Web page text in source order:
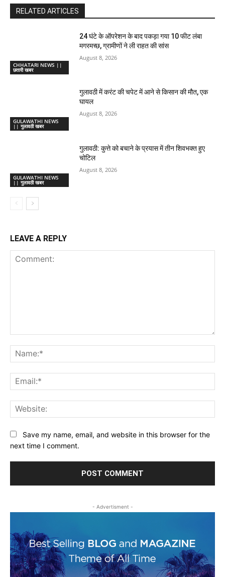
RELATED ARTICLES
CHHATARI NEWS ||
छतारी खबर
24 घंटे के ऑपरेशन के बाद पकड़ा गया 10 फीट लंबा
मगरमच्छ, ग्रामीणों ने ली राहत की सांस
August 8, 2026
GULAWATHI NEWS
|| गुलावठी खबर
गुलावठी में करंट की चपेट में आने से किसान की मौत, एक
घायल
August 8, 2026
GULAWATHI NEWS
|| गुलावठी खबर
गुलावठी: कुत्ते को बचाने के प्रयास में तीन शिवभक्त हुए
चोटिल
August 8, 2026
LEAVE A REPLY
Save my name, email, and website in this browser for the
next time I comment.
- Advertisment -